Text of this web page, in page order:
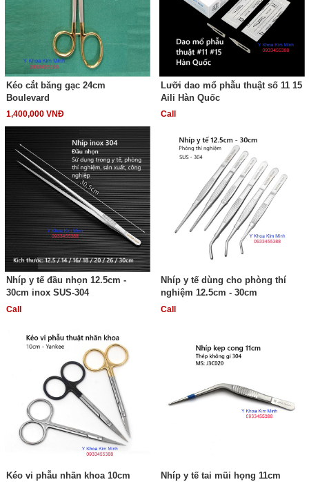
Kéo cắt băng gạc 24cm
Boulevard
1,400,000 VNĐ
Lưỡi dao mổ phẫu thuật số 11 15
Aili Hàn Quốc
Call
Nhíp y tế đầu nhọn 12.5cm -
30cm inox SUS-304
Call
Nhíp y tế dùng cho phòng thí
nghiệm 12.5cm - 30cm
Call
Kéo vi phẫu nhãn khoa 10cm
Nhíp y tế tai mũi họng 11cm